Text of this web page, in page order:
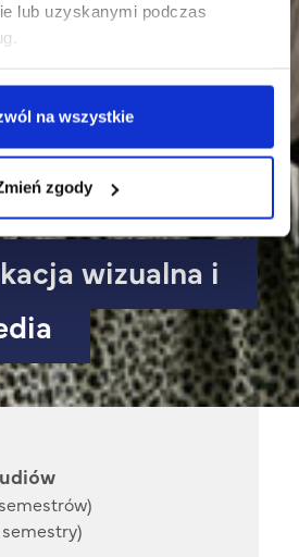
lub uzyskanymi podczas
na wszystkie
zgody